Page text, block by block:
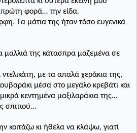
πρώτη φορά… την είδα.
Τα μάτια της ήταν τόσο ευγενικά
μαλλιά της κάτασπρα μαζεμένα σε
με τα απαλά χεράκια της,
μέσα στο μεγάλο κρεβάτι και
κεντημένα μαξιλαράκια της…
σπιτιού…
κοιτάζω κι ήθελα να κλάψω, γιατί